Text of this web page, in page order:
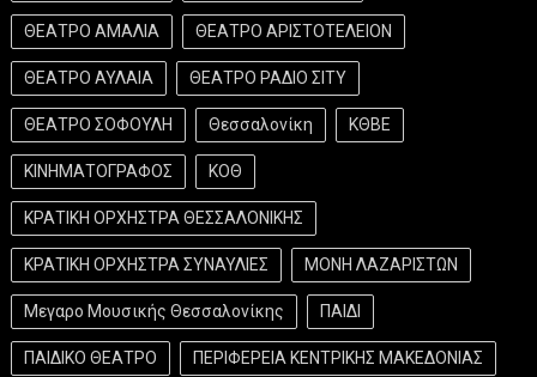
ΘΕΑΤΡΟ ΑΜΑΛΙΑ ΘΕΑΤΡΟ ΑΡΙΣΤΟΤΕΛΕΙΟΝ
ΘΕΑΤΡΟ ΑΥΛΑΙΑ ΘΕΑΤΡΟ ΡΑΔΙΟ ΣΙΤΥ
ΘΕΑΤΡΟ ΣΟΦΟΥΛΗ Θεσσαλονίκη ΚΘΒΕ
ΚΙΝΗΜΑΤΟΓΡΑΦΟΣ ΚΟΘ
ΚΡΑΤΙΚΗ ΟΡΧΗΣΤΡΑ ΘΕΣΣΑΛΟΝΙΚΗΣ
ΚΡΑΤΙΚΗ ΟΡΧΗΣΤΡΑ ΣΥΝΑΥΛΙΕΣ ΜΟΝΗ ΛΑΖΑΡΙΣΤΩΝ
Μεγαρο Μουσικής Θεσσαλονίκης ΠΑΙΔΙ
ΠΑΙΔΙΚΟ ΘΕΑΤΡΟ ΠΕΡΙΦΕΡΕΙΑ ΚΕΝΤΡΙΚΗΣ ΜΑΚΕΔΟΝΙΑΣ